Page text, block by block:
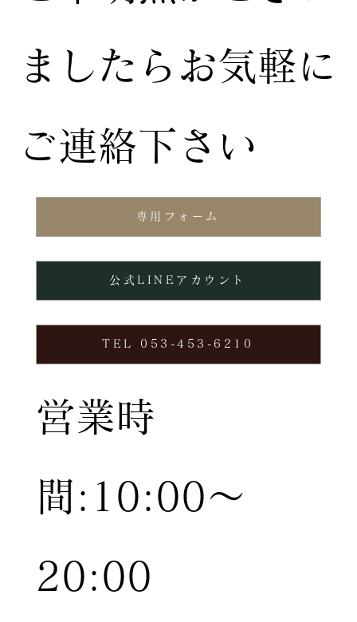
専用フォーム
TEL 053-453-6210
公式LINEアカウント
ましたらお気軽に
ご連絡下さい
営業時
間:10:00〜
20:00